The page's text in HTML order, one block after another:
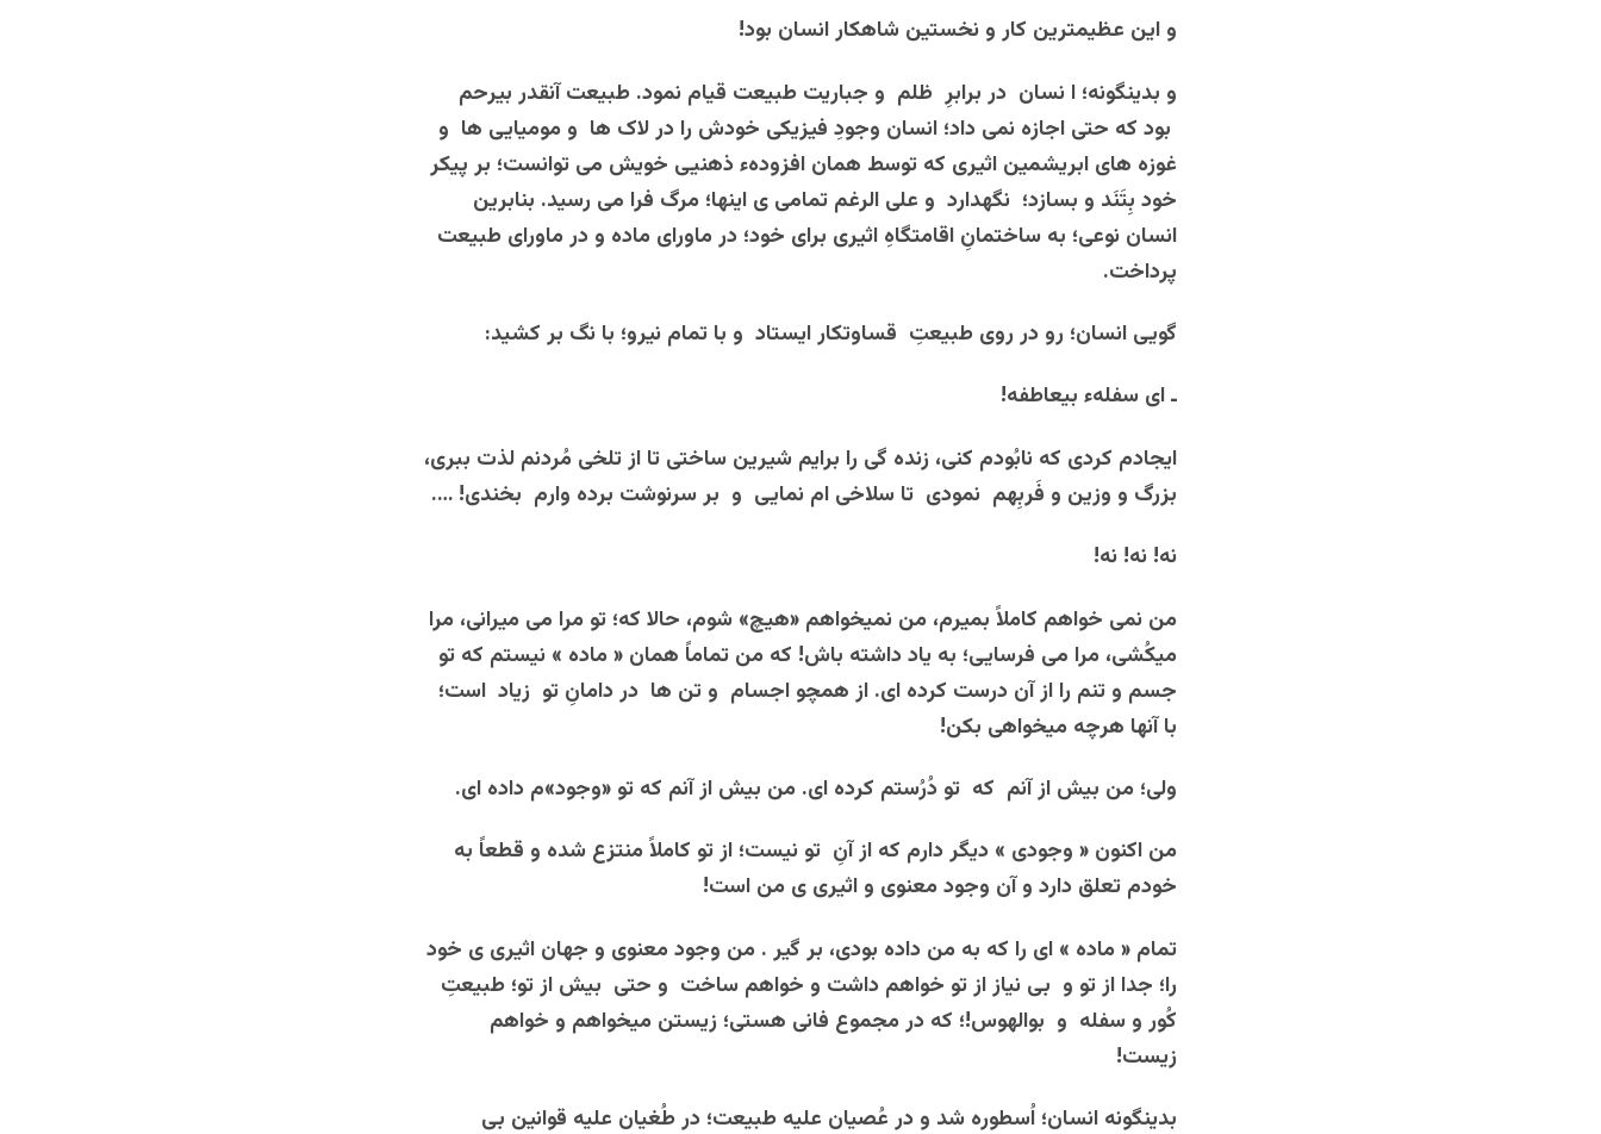
و این عظیمترین کار و نخستین شاهکار انسان بود!
و بدینگونه؛ ا نسان در برابرِ ظلم و جباریت طبیعت قیام نمود. طبیعت آنقدر بیرحم
بود که حتی اجازه نمی داد؛ انسان وجودِ فیزیکی خودش را در لاک ها و مومیایی ها و
غوزه های ابریشمین اثیری که توسط همان افزودهء ذهنیی خویش می توانست؛ بر پیکر
خود بِتَنَد و بسازد؛ نگهدارد و علی الرغم تمامی ی اینها؛ مرگ فرا می رسید. بنابرین
انسان نوعی؛ به ساختمانِ اقامتگاهِ اثیری برای خود؛ در ماورای ماده و در ماورای طبیعت
پرداخت.
گویی انسان؛ رو در روی طبیعتِ قساوتکار ایستاد و با تمام نیرو؛ با نگ بر کشید:
ـ ای سفلهء بیعاطفه!
ایجادم کردی که نابُودم کنی، زنده گی را برایم شیرین ساختی تا از تلخی مُردنم لذت ببری،
بزرگ و وزین و فَربِهم نمودی تا سلاخی ام نمایی و بر سرنوشت برده وارم بخندی! ….
نه! نه! نه!
من نمی خواهم کاملاً بمیرم، من نمیخواهم «هیچ» شوم، حالا که؛ تو مرا می میرانی، مرا
میکُشی، مرا می فرسایی؛ به یاد داشته باش! که من تماماً همان « ماده » نیستم که تو
جسم و تنم را از آن درست کرده ای. از همچو اجسام و تن ها در دامانِ تو زیاد است؛
با آنها هرچه میخواهی بکن!
ولی؛ من بیش از آنم که تو دُرُستم کرده ای. من بیش از آنم که تو «وجود»م داده ای.
من اکنون « وجودی » دیگر دارم که از آنِ تو نیست؛ از تو کاملاً منتزع شده و قطعاً به
خودم تعلق دارد و آن وجود معنوی و اثیری ی من است!
تمام « ماده » ای را که به من داده بودی، بر گیر . من وجود معنوی و جهان اثیری ی خود
را؛ جدا از تو و بی نیاز از تو خواهم داشت و خواهم ساخت و حتی بیش از تو؛ طبیعتِ
کُور و سفله و بوالهوس!؛ که در مجموع فانی هستی؛ زیستن میخواهم و خواهم
زیست!
بدینگونه انسان؛ اُسطوره شد و در عُصیان علیه طبیعت؛ در طُغیان علیه قوانین بی